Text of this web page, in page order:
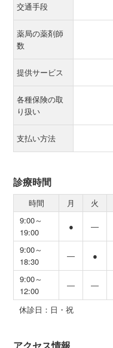
交通手段
薬局の薬剤師
数
提供サービス
各種保険の取
り扱い
支払い方法
診療時間
時間 月 火
9:00～
19:00
● ―
9:00～
18:30
― ●
9:00～
12:00
― ―
休診日：日・祝